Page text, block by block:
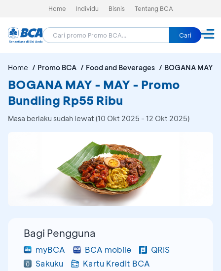
Home Individu Bisnis Tentang BCA
Cari
Home Promo BCA Food and Beverages BOGANA MAY -
BOGANA MAY - MAY - Promo
Bundling Rp55 Ribu
Masa berlaku sudah lewat (10 Okt 2025 - 12 Okt 2025)
Bagi Pengguna
myBCA BCA mobile
QRIS
Sakuku
Kartu Kredit BCA